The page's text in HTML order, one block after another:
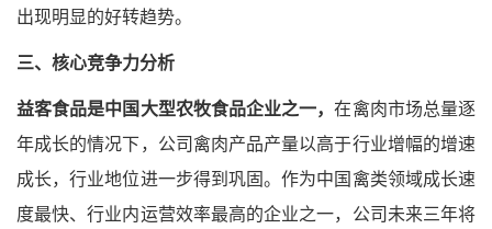
出现明显的好转趋势。
三、核心竞争力分析
益客食品是中国大型农牧食品企业之一，在禽肉市场总量逐
年成长的情况下，公司禽肉产品产量以高于行业增幅的增速
成长，行业地位进一步得到巩固。作为中国禽类领域成长速
度最快、行业内运营效率最高的企业之一，公司未来三年将